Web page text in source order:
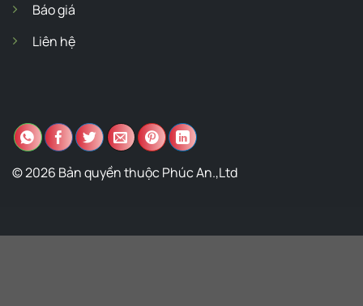
Báo giá
Liên hệ
© 2026 Bản quyền thuộc Phúc An.,Ltd